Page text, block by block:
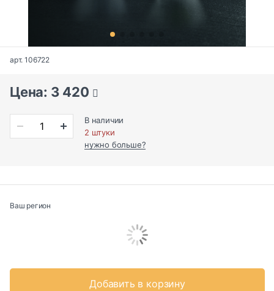
арт. 106722
Цена: 3 420
В наличии
2 штуки
нужно больше?
Ваш регион
Добавить в корзину